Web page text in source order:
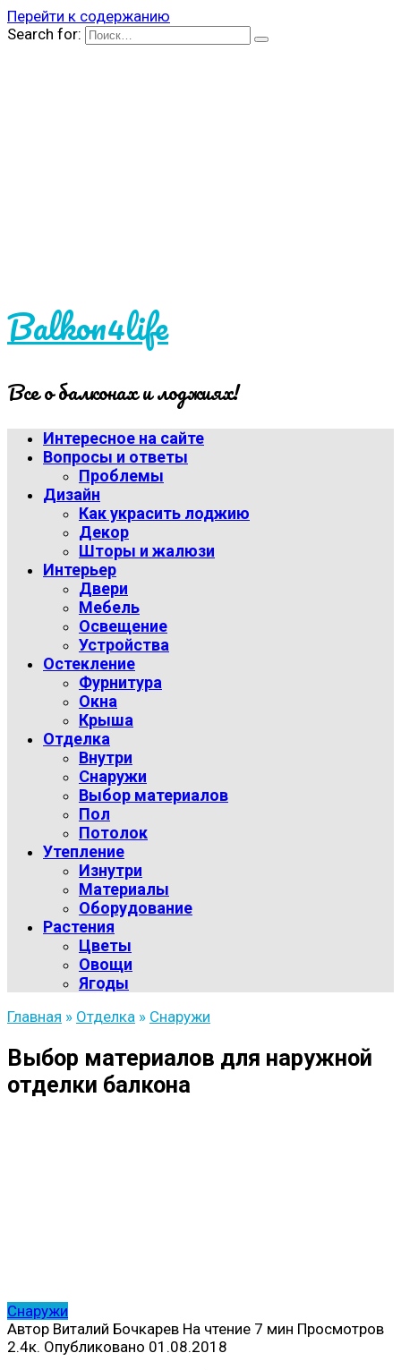
Перейти к содержанию
Search for:
Balkon4life
Все о балконах и лоджиях!
Интересное на сайте
Вопросы и ответы
Проблемы
Дизайн
Как украсить лоджию
Декор
Шторы и жалюзи
Интерьер
Двери
Мебель
Освещение
Устройства
Остекление
Фурнитура
Окна
Крыша
Отделка
Внутри
Снаружи
Выбор материалов
Пол
Потолок
Утепление
Изнутри
Материалы
Оборудование
Растения
Цветы
Овощи
Ягоды
Главная » Отделка » Снаружи
Выбор материалов для наружной
отделки балкона
Снаружи
Автор Виталий Бочкарев На чтение 7 мин Просмотров
2.4к. Опубликовано 01.08.2018